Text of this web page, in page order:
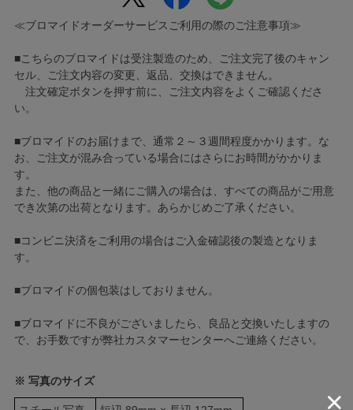
≪ブロマイドオーダーサービスご利用の際のご注意事項≫
■こちらのブロマイドは受注製造のため、ご注文完了後のキャン
セル、ご注文内容の変更、返品、交換はできません。
注文確定ボタンを押す前に、ご注文内容をよくご確認くださ
い。
■ブロマイドのお届けまで、通常２～３週間程度かかります。な
お、ご注文が混み合っている場合にはさらにお時間がかかりま
す。
また、他の商品と一緒にご購入の場合は、すべての商品がご用意
でき次第の出荷となります。あらかじめご了承ください。
■コンビニ決済をご利用の場合はご入金確認後の製造となりま
す。
■ブロマイドの個包装はしておりません。
■ブロマイドに不良がございましたら、良品と交換いたしますの
で、お手数ですが弊社カスタマーセンターへご連絡ください。
※ 写真のサイズ